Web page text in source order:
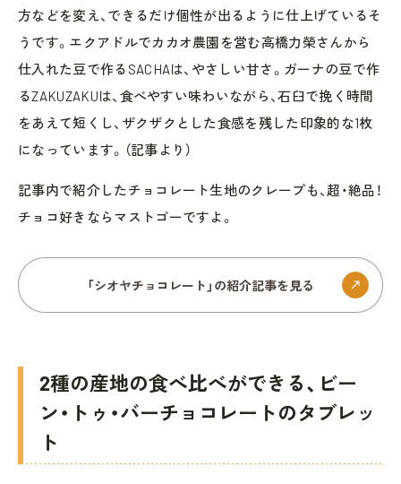
方などを変え、できるだけ個性が出るように仕上げているそ
うです。エクアドルでカカオ農園を営む高橋力榮さんから
仕入れた豆で作るSACHAは、やさしい甘さ。ガーナの豆で作
るZAKUZAKUは、食べやすい味わいながら、石臼で挽く時間
をあえて短くし、ザクザクとした食感を残した印象的な1枚
になっています。（記事より）
記事内で紹介したチョコレート生地のクレープも、超・絶品！
チョコ好きならマストゴーですよ。
「シオヤチョコレート」の紹介記事を見る
2種の産地の食べ比べができる、ビー
ン・トゥ・バーチョコレートのタブレッ
ト